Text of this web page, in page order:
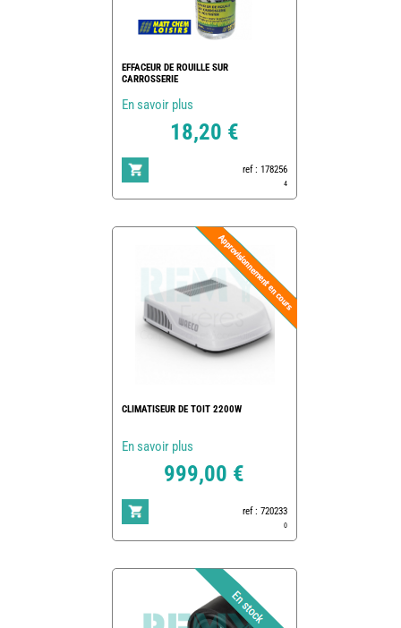
EFFACEUR DE ROUILLE SUR
CARROSSERIE
En savoir plus
18,20 €
ref : 178256
4
CLIMATISEUR DE TOIT 2200W
En savoir plus
999,00 €
ref : 720233
0